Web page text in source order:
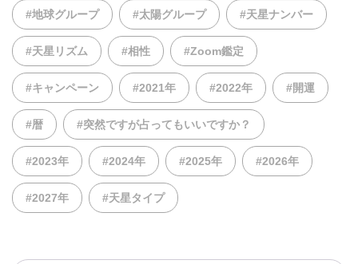
#地球グループ #太陽グループ #天星ナンバー
#天星リズム #相性 #Zoom鑑定
#キャンペーン #2021年 #2022年 #開運
#暦 #突然ですが占ってもいいですか？
#2023年 #2024年 #2025年 #2026年
#2027年 #天星タイプ